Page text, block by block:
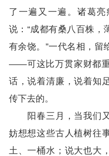
了一遍又一遍。诸葛
说：“成都有桑八百株，
有余饶。”一代名相，留
——可这比万贯家财都
话，说着清廉，说着知
传下去的。
阳春三月，当我们又
妨想想这些古人植树往
土、一桶水；说大也大